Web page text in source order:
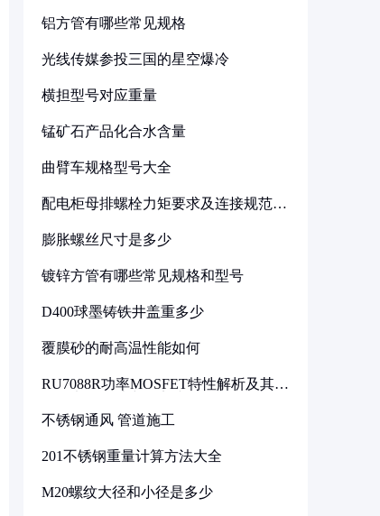
铝方管有哪些常见规格
光线传媒参投三国的星空爆冷
横担型号对应重量
锰矿石产品化合水含量
曲臂车规格型号大全
配电柜母排螺栓力矩要求及连接规范详
膨胀螺丝尺寸是多少
镀锌方管有哪些常见规格和型号
D400球墨铸铁井盖重多少
覆膜砂的耐高温性能如何
RU7088R功率MOSFET特性解析及其在
不锈钢通风 管道施工
201不锈钢重量计算方法大全
M20螺纹大径和小径是多少